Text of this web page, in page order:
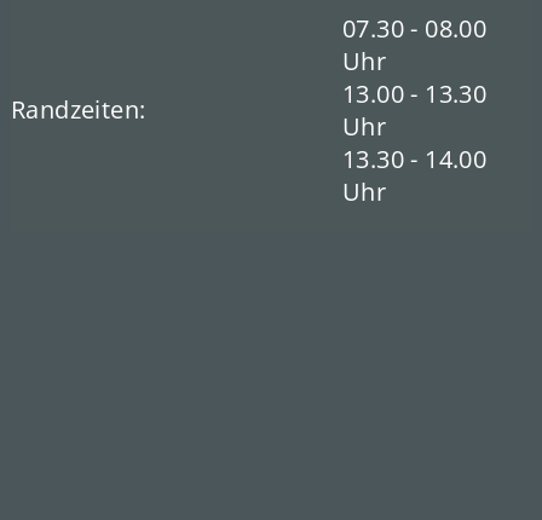
Randzeiten:
07.30 - 08.00
Uhr
13.00 - 13.30
Uhr
13.30 - 14.00
Uhr